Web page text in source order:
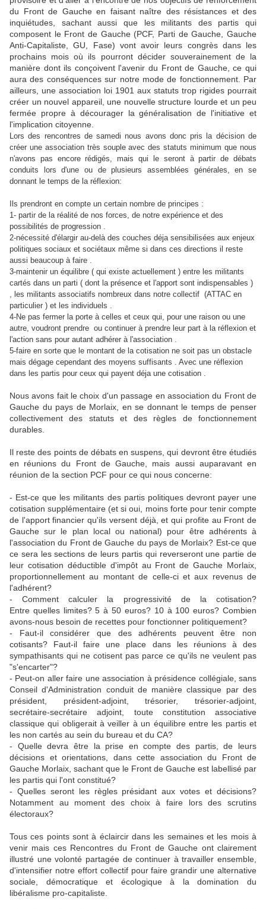
du Front de Gauche en faisant naître des résistances et des
inquiétudes, sachant aussi que les militants des partis qui
composent le Front de Gauche (PCF, Parti de Gauche, Gauche
Anti-Capitaliste, GU, Fase) vont avoir leurs congrès dans les
prochains mois où ils pourront décider souverainement de la
manière dont ils conçoivent l'avenir du Front de Gauche, ce qui
aura des conséquences sur notre mode de fonctionnement. Par
ailleurs, une association loi 1901 aux statuts trop rigides pourrait
créer un nouvel appareil, une nouvelle structure lourde et un peu
fermée propre à décourager la généralisation de l'initiative et
l'implication citoyenne.
Lors des rencontres de samedi nous avons donc pris la décision de
créer une association très souple avec des statuts minimum que nous
n'avons pas encore rédigés, mais qui le seront à partir de débats
conduits lors d'une ou de plusieurs assemblées générales, en se
donnant le temps de la réflexion:
Ils prendront en compte un certain nombre de principes :
1- partir de la réalité de nos forces, de notre expérience et des
possibilités de progression .
2-nécessité d'élargir au-delà des couches déja sensibilisées aux enjeux
politiques sociaux et sociétaux même si dans ces directions il reste
aussi beaucoup à faire .
3-maintenir un équilibre ( qui existe actuellement ) entre les militants
cartés dans un parti ( dont la présence et l'apport sont indispensables )
, les militants associatifs nombreux dans notre collectif (ATTAC en
particulier ) et les individuels .
4-Ne pas fermer la porte à celles et ceux qui, pour une raison ou une
autre, voudront prendre ou continuer à prendre leur part à la réflexion et
l'action sans pour autant adhérer à l'association .
5-faire en sorte que le montant de la cotisation ne soit pas un obstacle
mais dégage cependant des moyens suffisants . Avec une réflexion
dans les partis pour ceux qui payent déja une cotisation .
Nous avons fait le choix d'un passage en association du Front de
Gauche du pays de Morlaix, en se donnant le temps de penser
collectivement des statuts et des règles de fonctionnement
durables.
Il reste des points de débats en suspens, qui devront être étudiés
en réunions du Front de Gauche, mais aussi auparavant en
réunion de la section PCF pour ce qui nous concerne:
- Est-ce que les militants des partis politiques devront payer une
cotisation supplémentaire (et si oui, moins forte pour tenir compte
de l'apport financier qu'ils versent déjà, et qui profite au Front de
Gauche sur le plan local ou national) pour être adhérents à
l'association du Front de Gauche du pays de Morlaix? Est-ce que
ce sera les sections de leurs partis qui reverseront une partie de
leur cotisation déductible d'impôt au Front de Gauche Morlaix,
proportionnellement au montant de celle-ci et aux revenus de
l'adhérent?
- Comment calculer la progressivité de la cotisation?
Entre quelles limites? 5 à 50 euros? 10 à 100 euros? Combien
avons-nous besoin de recettes pour fonctionner politiquement?
- Faut-il considérer que des adhérents peuvent être non
cotisants? Faut-il faire une place dans les réunions à des
sympathisants qui ne cotisent pas parce ce qu'ils ne veulent pas
"s'encarter"?
- Peut-on aller faire une association à présidence collégiale, sans
Conseil d'Administration conduit de manière classique par des
président, président-adjoint, trésorier, trésorier-adjoint,
secrétaire-secrétaire adjoint, toute constitution associative
classique qui obligerait à veiller à un équilibre entre les partis et
les non cartés au sein du bureau et du CA?
- Quelle devra être la prise en compte des partis, de leurs
décisions et orientations, dans cette association du Front de
Gauche Morlaix, sachant que le Front de Gauche est labellisé par
les partis qui l'ont constitué?
- Quelles seront les règles présidant aux votes et décisions?
Notamment au moment des choix à faire lors des scrutins
électoraux?
Tous ces points sont à éclaircir dans les semaines et les mois à
venir mais ces Rencontres du Front de Gauche ont clairement
illustré une volonté partagée de continuer à travailler ensemble,
d'intensifier notre effort collectif pour faire grandir une alternative
sociale, démocratique et écologique à la domination du
libéralisme pro-capitaliste.